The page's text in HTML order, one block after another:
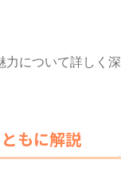
力について詳しく深
もに解説